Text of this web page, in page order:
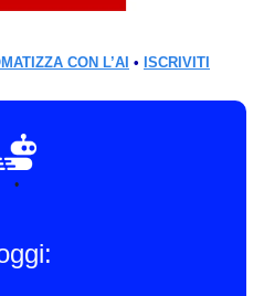
CON L’AI • ISCRIVITI
•